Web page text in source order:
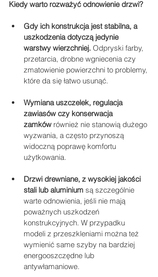
Kiedy warto rozważyć odnowienie drzwi?
Gdy ich konstrukcja jest stabilna, a
uszkodzenia dotyczą jedynie
warstwy wierzchniej. Odpryski farby,
przetarcia, drobne wgniecenia czy
zmatowienie powierzchni to problemy,
które da się łatwo usunąć.
Wymiana uszczelek, regulacja
zawiasów czy konserwacja
zamków również nie stanowią dużego
wyzwania, a często przynoszą
widoczną poprawę komfortu
użytkowania.
Drzwi drewniane, z wysokiej jakości
stali lub aluminium są szczególnie
warte odnowienia, jeśli nie mają
poważnych uszkodzeń
konstrukcyjnych. W przypadku
modeli z przeszkleniami można też
wymienić same szyby na bardziej
energooszczędne lub
antywłamaniowe.